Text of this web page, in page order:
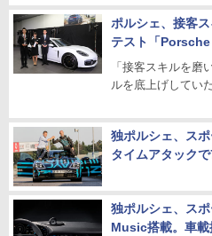
ポルシェ、接客
テスト「
「接客スキルを磨
ルを底上げしてい
独ポルシェ、ス
タイムアタック
独ポルシェ、ス
Music搭載。車載